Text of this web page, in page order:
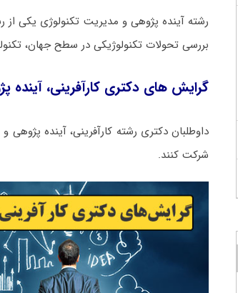
رشته آینده پژوهی و مدیریت تکنولوژی یکی
بررسی تحولات تکنولوژیکی در سطح جهان،
گرایش های دکتری ﻛﺎرآفرینی،
داوطلبان دکتری رشته ﻛﺎرآفرینی، آینده
شرکت کنند.